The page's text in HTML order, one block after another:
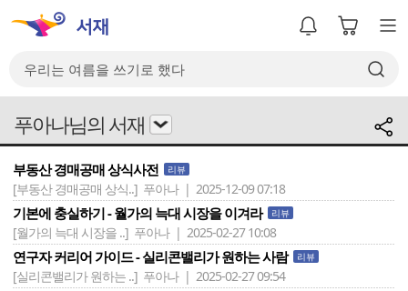
푸아나님의 서재
부동산 경매공매 상식사전 리뷰
[부동산 경매공매 상식..] 푸아나 | 2025-12-09 07:18
기본에 충실하기 - 월가의 늑대 시장을 이겨라 리뷰
[월가의 늑대 시장을 ..] 푸아나 | 2025-02-27 10:08
연구자 커리어 가이드 - 실리콘밸리가 원하는 사람 리뷰
[실리콘밸리가 원하는 ..] 푸아나 | 2025-02-27 09:54